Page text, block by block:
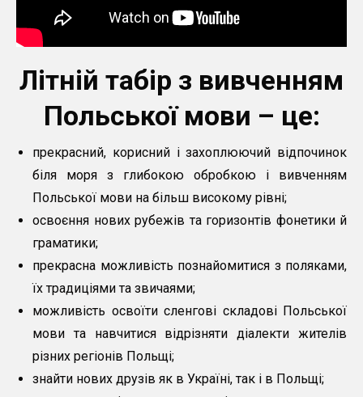
Літній табір з вивченням
Польської мови – це:
прекрасний, корисний і захоплюючий відпочинок
біля моря з глибокою обробкою і вивченням
Польської мови на більш високому рівні;
освоєння нових рубежів та горизонтів фонетики й
граматики;
прекрасна можливість познайомитися з поляками,
їх традиціями та звичаями;
можливість освоїти сленгові складові Польської
мови та навчитися відрізняти діалекти жителів
різних регіонів Польщі;
знайти нових друзів як в Україні, так і в Польщі;